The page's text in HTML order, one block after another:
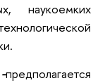
наукоемких
предполагается